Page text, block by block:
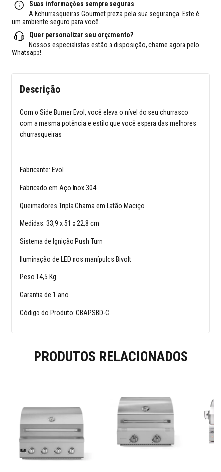
Suas informações sempre seguras
A Kchurrasqueiras Gourmet preza pela sua segurança. Este é
um ambiente seguro para você.
Quer personalizar seu orçamento?
Nossos especialistas estão a disposição, chame agora pelo
Whatsapp!
Descrição
Com o Side Burner Evol, você eleva o nível do seu churrasco
com a mesma potência e estilo que você espera das melhores
churrasqueiras
Fabricante: Evol
Fabricado em Aço Inox 304
Queimadores Tripla Chama em Latão Maciço
Medidas: 33,9 x 51 x 22,8 cm
Sistema de Ignição Push Turn
Iluminação de LED nos manípulos Bivolt
Peso 14,5 Kg
Garantia de 1 ano
Código do Produto: CBAPSBD-C
PRODUTOS RELACIONADOS